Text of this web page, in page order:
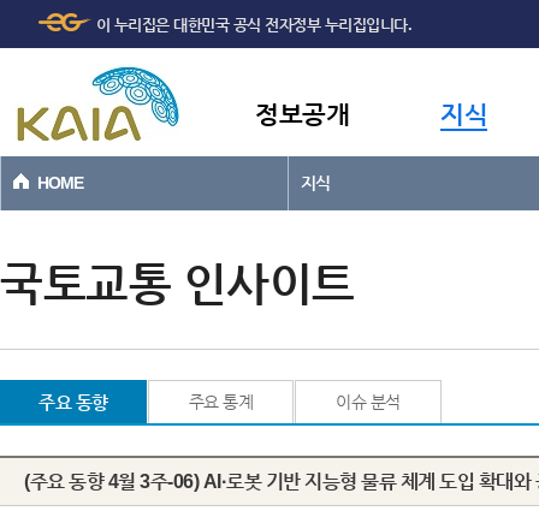
본문바로가기
이 누리집은 대한민국 공식 전자정부 누리집입니다.
정보공개 지식
HOME 지식
국토교통 인사이트
주요 동향 주요 통계 이슈 분석
(주요 동향 4월 3주-06) AI·로봇 기반 지능형 물류 체계 도입 확대와